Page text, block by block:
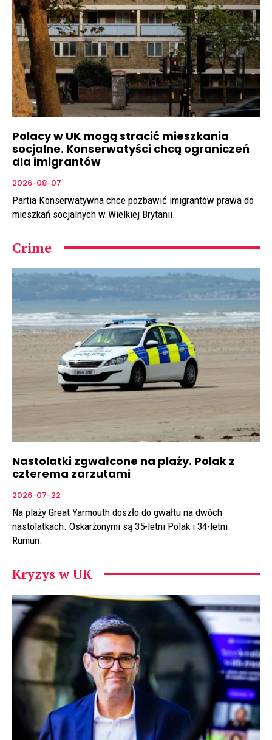
Polacy w UK mogą stracić mieszkania
socjalne. Konserwatyści chcą ograniczeń
dla imigrantów
2026-08-07
Partia Konserwatywna chce pozbawić imigrantów prawa do
mieszkań socjalnych w Wielkiej Brytanii.
Crime
Nastolatki zgwałcone na plaży. Polak z
czterema zarzutami
2026-07-22
Na plaży Great Yarmouth doszło do gwałtu na dwóch
nastolatkach. Oskarżonymi są 35-letni Polak i 34-letni
Rumun.
Kryzys w UK